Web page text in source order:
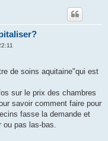
de soins aquitaine"qui est
sur le prix des chambres
savoir comment faire pour
fasse la demande et
ou pas las-bas.